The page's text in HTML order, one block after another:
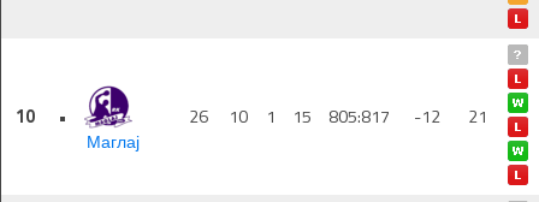
10
•
Маглај
26 10 1 15 805:817 -12 21